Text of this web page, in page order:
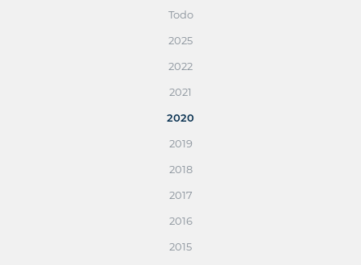
Todo
2025
2022
2021
2020
2019
2018
2017
2016
2015